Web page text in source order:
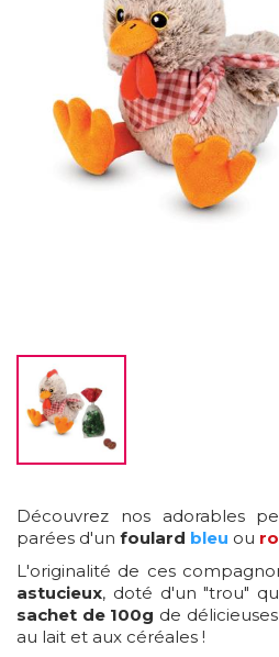
Découvrez nos adorables
parées d'un foulard bleu ou
L'originalité de ces
astucieux, doté d'un "trou"
sachet de 100g de
au lait et aux céréales !